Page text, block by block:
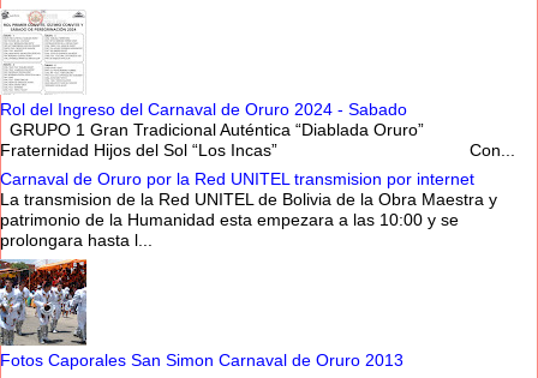
Rol del Ingreso del Carnaval de Oruro 2024 - Sabado
GRUPO 1 Gran Tradicional Auténtica “Diablada Oruro”
Fraternidad Hijos del Sol “Los Incas” Con...
Carnaval de Oruro por la Red UNITEL transmision por internet
La transmision de la Red UNITEL de Bolivia de la Obra Maestra y
patrimonio de la Humanidad esta empezara a las 10:00 y se
prolongara hasta l...
Fotos Caporales San Simon Carnaval de Oruro 2013